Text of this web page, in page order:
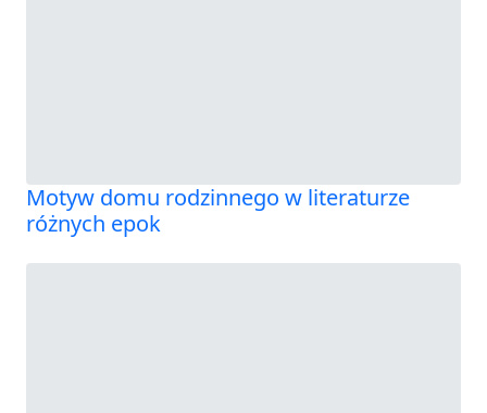
Motyw domu rodzinnego w literaturze
różnych epok